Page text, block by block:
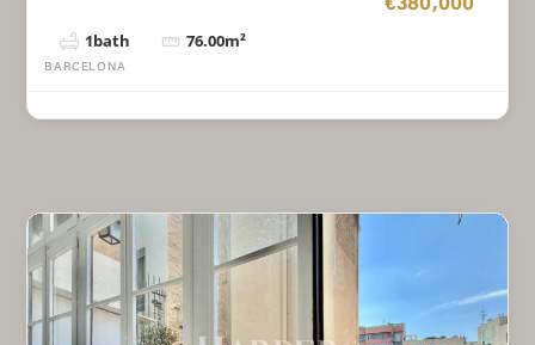
€380,000
1bath 76.00m²
BARCELONA